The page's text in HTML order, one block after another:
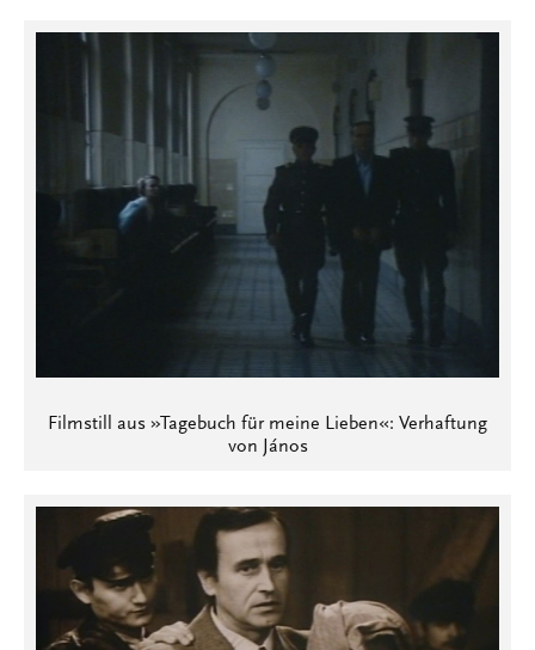
Filmstill aus »Tagebuch für meine Lieben«: Verhaftung
von János